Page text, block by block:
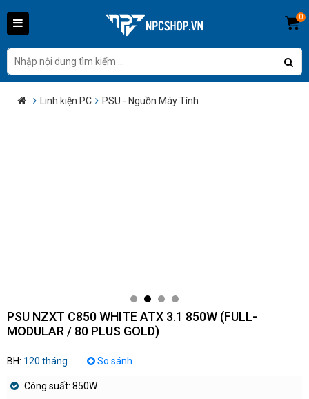
0
Linh kiện PC PSU - Nguồn Máy Tính
PSU NZXT C850 WHITE ATX 3.1 850W (FULL-
MODULAR / 80 PLUS GOLD)
BH: 120 tháng So sánh
Công suất: 850W